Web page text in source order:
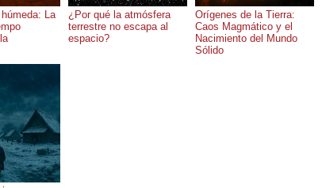
La
¿Por qué la atmósfera
terrestre no escapa al
espacio?
Orígenes de la Tierra:
Caos Magmático y el
Nacimiento del Mundo
Sólido